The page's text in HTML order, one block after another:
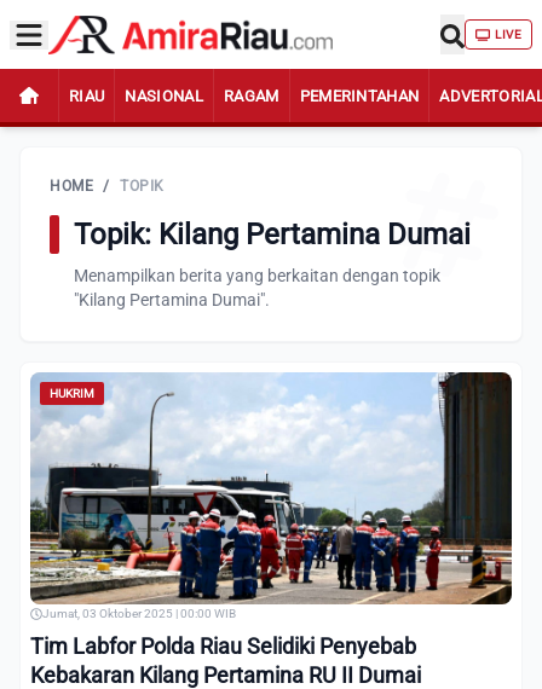
LIVE
RIAU NASIONAL RAGAM PEMERINTAHAN
HOME / TOPIK
Topik: Kilang Pertamina Dumai
Menampilkan berita yang berkaitan dengan topik
"Kilang Pertamina Dumai".
HUKRIM
Jumat, 03 Oktober 2025 | 00:00 WIB
Tim Labfor Polda Riau Selidiki Penyebab
Kebakaran Kilang Pertamina RU II Dumai